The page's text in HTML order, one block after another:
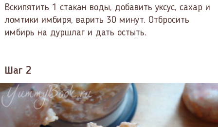
Вскипятить 1 стакан воды, добавить уксус, сахар и
ломтики имбиря, варить 30 минут. Отбросить
имбирь на дуршлаг и дать остыть.
Шаг 2